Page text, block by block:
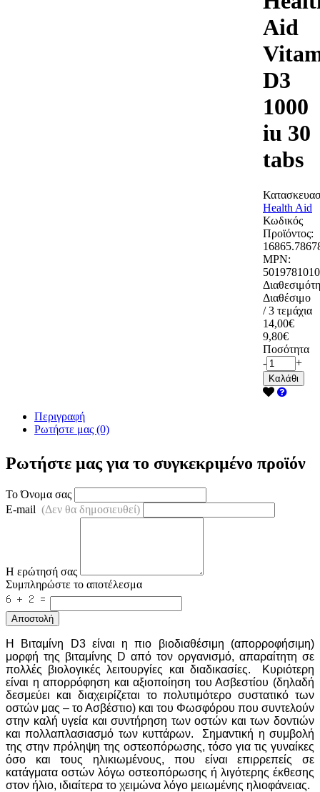
Aid
D3
1000
iu 30
tabs
Health Aid
Κωδικός
Προϊόντος:
MPN:
Διαθέσιμο
/ 3 τεμάχια
14,00€
9,80€
Ποσότητα
-
+
Καλάθι
Περιγραφή
Ρωτήστε μας (0)
Ρωτήστε μας για το συγκεκριμένο προϊόν
Το Όνομα σας
E-mail (Δεν θα δημοσιευθεί)
Η ερώτησή σας
Συμπληρώστε το αποτέλεσμα
Αποστολή
Η Βιταμίνη D3 είναι η πιο βιοδιαθέσιμη (απορροφήσιμη)
μορφή της βιταμίνης D από τον οργανισμό, απαραίτητη σε
πολλές βιολογικές λειτουργίες και διαδικασίες. Κυριότερη
είναι η απορρόφηση και αξιοποίηση του Ασβεστίου (δηλαδή
δεσμεύει και διαχειρίζεται το πολυτιμότερο συστατικό των
οστών μας – το Ασβέστιο) και του Φωσφόρου που συντελούν
στην καλή υγεία και συντήρηση των οστών και των δοντιών
και πολλαπλασιασμό των κυττάρων. Σημαντική η συμβολή
της στην πρόληψη της οστεοπόρωσης, τόσο για τις γυναίκες
όσο και τους ηλικιωμένους, που είναι επιρρεπείς σε
κατάγματα οστών λόγω οστεοπόρωσης ή λιγότερης έκθεσης
στον ήλιο, ιδιαίτερα το χειμώνα λόγο μειωμένης ηλιοφάνειας.